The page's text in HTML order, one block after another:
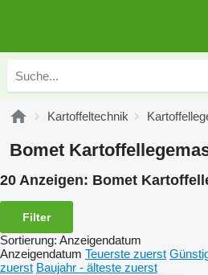
Kartoffeltechnik
Bomet
20 Anzeigen: Bomet
Filter
Sortierung: Anzeigendatum
Anzeigendatum Teuerste zuerst
zuerst Baujahr - älteste zuerst